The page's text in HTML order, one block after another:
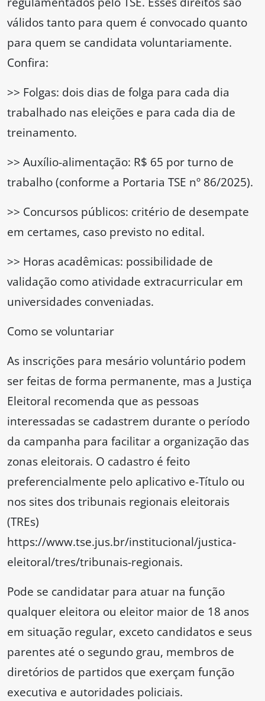
válidos tanto para quem é convocado quanto
para quem se candidata voluntariamente.
Confira:
>> Folgas: dois dias de folga para cada dia
trabalhado nas eleições e para cada dia de
treinamento.
>> Auxílio-alimentação: R$ 65 por turno de
trabalho (conforme a Portaria TSE nº 86/2025).
>> Concursos públicos: critério de desempate
em certames, caso previsto no edital.
>> Horas acadêmicas: possibilidade de
validação como atividade extracurricular em
universidades conveniadas.
Como se voluntariar
As inscrições para mesário voluntário podem
ser feitas de forma permanente, mas a Justiça
Eleitoral recomenda que as pessoas
interessadas se cadastrem durante o período
da campanha para facilitar a organização das
zonas eleitorais. O cadastro é feito
preferencialmente pelo aplicativo e-Título ou
nos sites dos tribunais regionais eleitorais
(TREs)
https://www.tse.jus.br/institucional/justica-
eleitoral/tres/tribunais-regionais.
Pode se candidatar para atuar na função
qualquer eleitora ou eleitor maior de 18 anos
em situação regular, exceto candidatos e seus
parentes até o segundo grau, membros de
diretórios de partidos que exerçam função
executiva e autoridades policiais.